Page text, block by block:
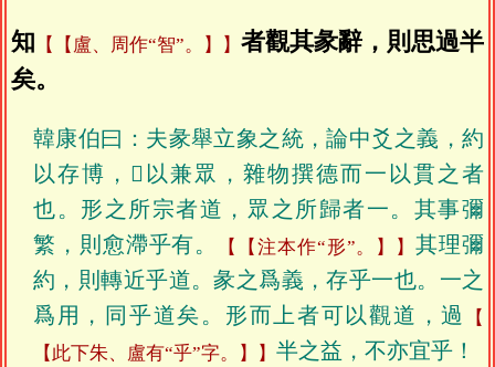
知 【盧、周作“智”。】
者觀其彖辭，則思過半
矣。
韓康伯曰：夫彖舉立象之統，論中爻之義，約
以存博，𥳑以兼眾，雜物撰德而一以貫之者
也。形之所宗者道，眾之所歸者一。其事彌
繁，則愈滯乎有。
【注本作“形”。】
其理彌
約，則轉近乎道。彖之爲義，存乎一也。一之
爲用，同乎道矣。形而上者可以觀道，過
【此下朱、盧有“乎”字。】 半之益，不亦宜乎！